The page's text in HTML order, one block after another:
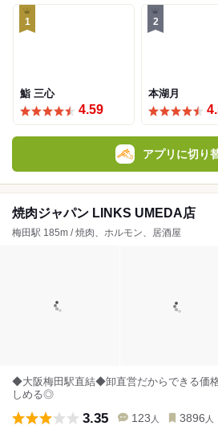
1
鮨 三心
4.59
2
本湖月
アプリに切り
焼肉ジャパン LINKS UMEDA店
梅田駅 185m / 焼肉、ホルモン、居酒屋
◆大阪梅田駅直結◆卸直営だからできる価
しめる◎
3.35 123 人 3896 人